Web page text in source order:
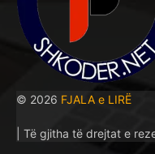
© 2026 FJALA e LIRË
| Të gjitha të drejtat e